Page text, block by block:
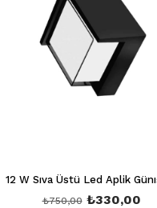
₺330,00
₺750,00